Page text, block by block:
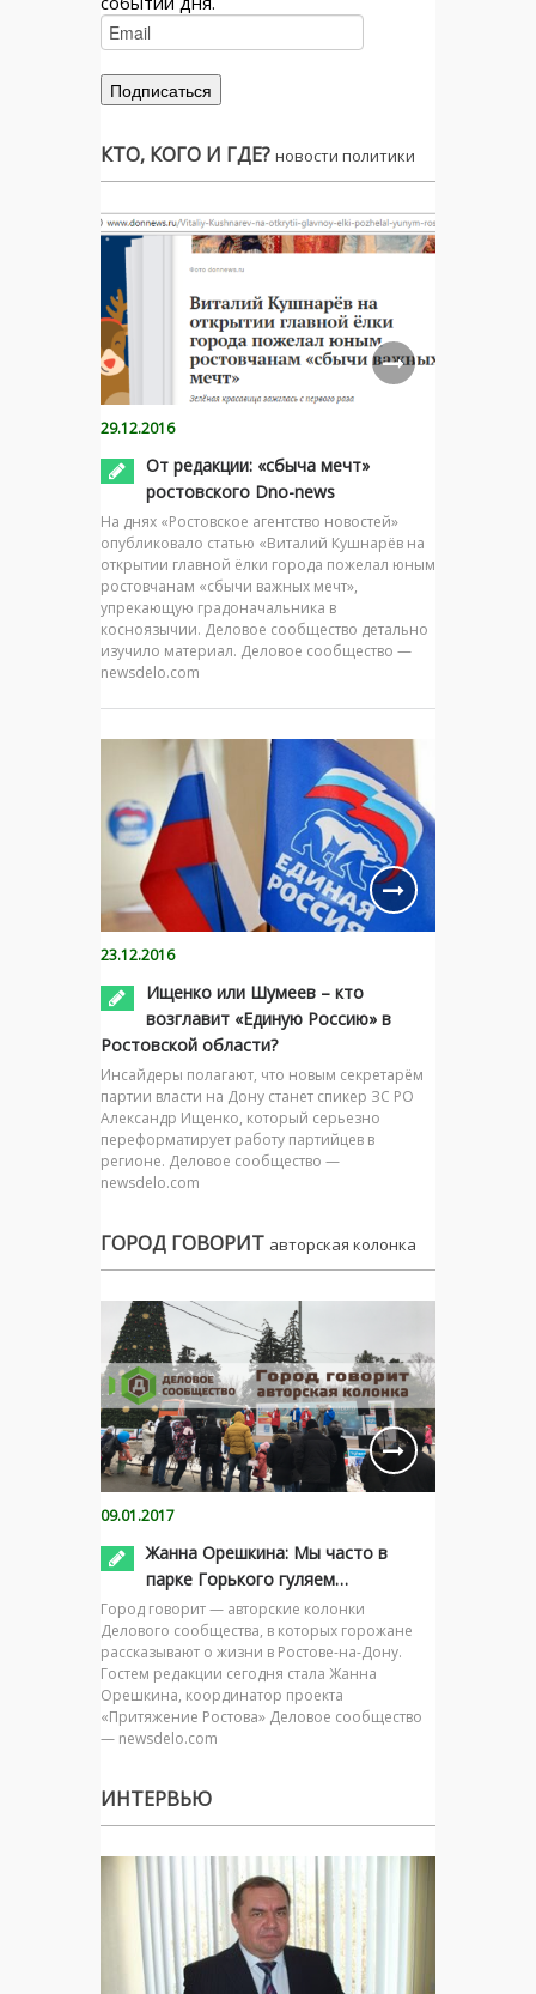
КТО, КОГО И ГДЕ? новости политики
29.12.2016
От редакции: «сбыча мечт»
ростовского Dno-news
На днях «Ростовское агентство новостей»
опубликовало статью «Виталий Кушнарёв на
открытии главной ёлки города пожелал юным
ростовчанам «сбычи важных мечт»,
упрекающую градоначальника в
косноязычии. Деловое сообщество детально
изучило материал. Деловое сообщество —
newsdelo.com
23.12.2016
Ищенко или Шумеев – кто
возглавит «Единую Россию» в
Ростовской области?
Инсайдеры полагают, что новым секретарём
партии власти на Дону станет спикер ЗС РО
Александр Ищенко, который серьезно
переформатирует работу партийцев в
регионе. Деловое сообщество —
newsdelo.com
ГОРОД ГОВОРИТ авторская колонка
09.01.2017
Жанна Орешкина: Мы часто в
парке Горького гуляем…
Город говорит — авторские колонки
Делового сообщества, в которых горожане
рассказывают о жизни в Ростове-на-Дону.
Гостем редакции сегодня стала Жанна
Орешкина, координатор проекта
«Притяжение Ростова» Деловое сообщество
— newsdelo.com
ИНТЕРВЬЮ